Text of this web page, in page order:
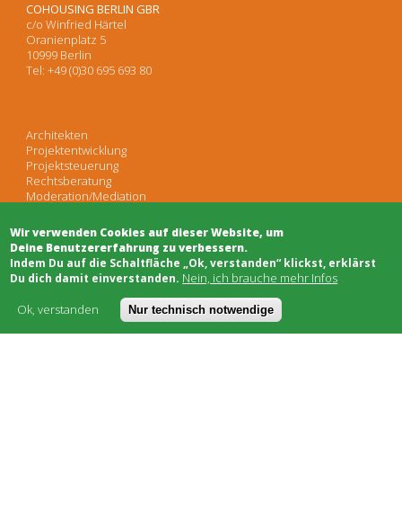
COHOUSING BERLIN GBR
c/o Winfried Härtel
Oranienplatz 5
10999 Berlin
Tel: +49 (0)30 695 693 80
Architekten
Projektentwicklung
Projektsteuerung
Rechtsberatung
Moderation/Mediation
Schwarzes Brett
Bauhandwerk
Genossenschaften
Netzwerke & Unterstützung
Wir verwenden Cookies auf dieser Website, um
Deine Benutzererfahrung zu verbessern.
​Indem Du auf die Schaltfläche „Ok, verstanden“ klickst, erklärst
Du dich damit einverstanden. Nein, ich brauche mehr Infos
Ok, verstanden
Nur technisch notwendige